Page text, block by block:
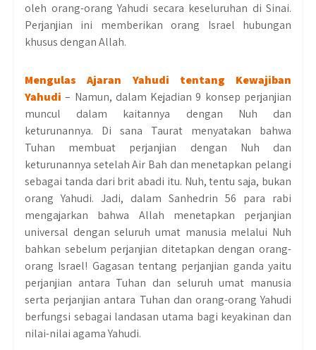
oleh orang-orang Yahudi secara keseluruhan di Sinai.
Perjanjian ini memberikan orang Israel hubungan
khusus dengan Allah.
Mengulas Ajaran Yahudi tentang Kewajiban
Yahudi – Namun, dalam Kejadian 9 konsep perjanjian
muncul dalam kaitannya dengan Nuh dan
keturunannya. Di sana Taurat menyatakan bahwa
Tuhan membuat perjanjian dengan Nuh dan
keturunannya setelah Air Bah dan menetapkan pelangi
sebagai tanda dari brit abadi itu. Nuh, tentu saja, bukan
orang Yahudi. Jadi, dalam Sanhedrin 56 para rabi
mengajarkan bahwa Allah menetapkan perjanjian
universal dengan seluruh umat manusia melalui Nuh
bahkan sebelum perjanjian ditetapkan dengan orang-
orang Israel! Gagasan tentang perjanjian ganda yaitu
perjanjian antara Tuhan dan seluruh umat manusia
serta perjanjian antara Tuhan dan orang-orang Yahudi
berfungsi sebagai landasan utama bagi keyakinan dan
nilai-nilai agama Yahudi.